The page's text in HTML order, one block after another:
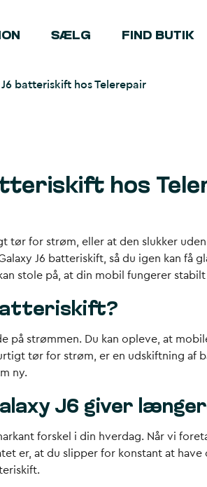
SÆLG FIND BUTIK
batteriskift hos Telerepair
hos
tør for strøm, eller at den slukker
J6 batteriskift, så du igen kan
stole på, at din mobil fungerer
på strømmen. Du kan opleve, at
tør for strøm, er en udskiftning
ny.
J6 giver
forskel i din hverdag. Når vi
er, at du slipper for konstant at